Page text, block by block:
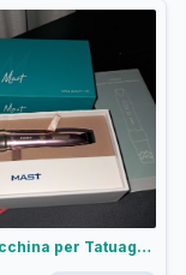
Mast macchina per Tatuaggio P60 WQP053-1, Pink